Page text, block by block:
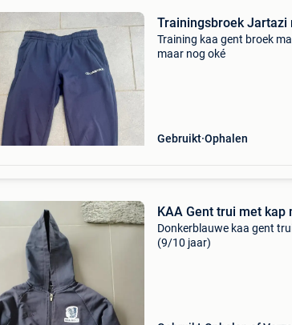
Trainingsbroek Jartazi
Training kaa gent broek
maar nog oké
Gebruikt Ophalen
KAA Gent trui met kap
Donkerblauwe kaa gent
(9/10 jaar)